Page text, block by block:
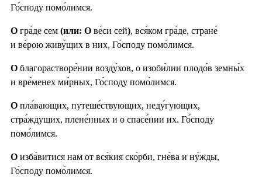
Го́споду помо́лимся.
О гра́де сем (или: О ве́си сей), вся́ком гра́де, стране́
и ве́рою живу́щих в них, Го́споду помо́лимся.
О благорастворе́нии возду́хов, о изоби́лии плодо́в земны́х
и вре́менех ми́рных, Го́споду помо́лимся.
О пла́вающих, путеше́ствующих, неду́гующих,
стра́ждущих, плене́нных и о спасе́нии их. Го́споду
помо́лимся.
О изба́витися нам от вся́кия ско́рби, гне́ва и ну́жды,
Го́споду помо́лимся.